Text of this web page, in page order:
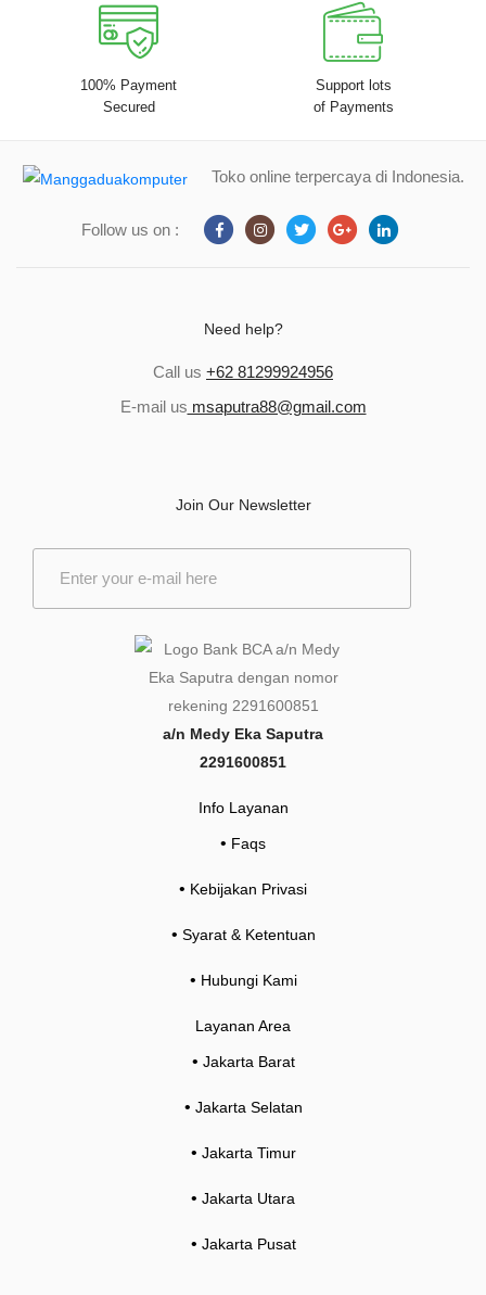
100% Payment
Secured
Support lots
of Payments
Toko online terpercaya di Indonesia.
Follow us on :
Need help?
Call us +62 81299924956
E-mail us msaputra88@gmail.com
Join Our Newsletter
a/n Medy Eka Saputra
2291600851
Info Layanan
• Faqs
• Kebijakan Privasi
• Syarat & Ketentuan
• Hubungi Kami
Layanan Area
• Jakarta Barat
• Jakarta Selatan
• Jakarta Timur
• Jakarta Utara
• Jakarta Pusat